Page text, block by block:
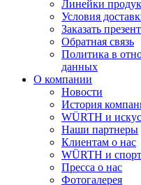
Линейки
Условия
Заказать
Обратная связь
Политика в
данных
О компании
Новости
История
WÜRTH и
Наши партнеры
Клиентам о нас
WÜRTH и спорт
Пресса о нас
Фотогалерея